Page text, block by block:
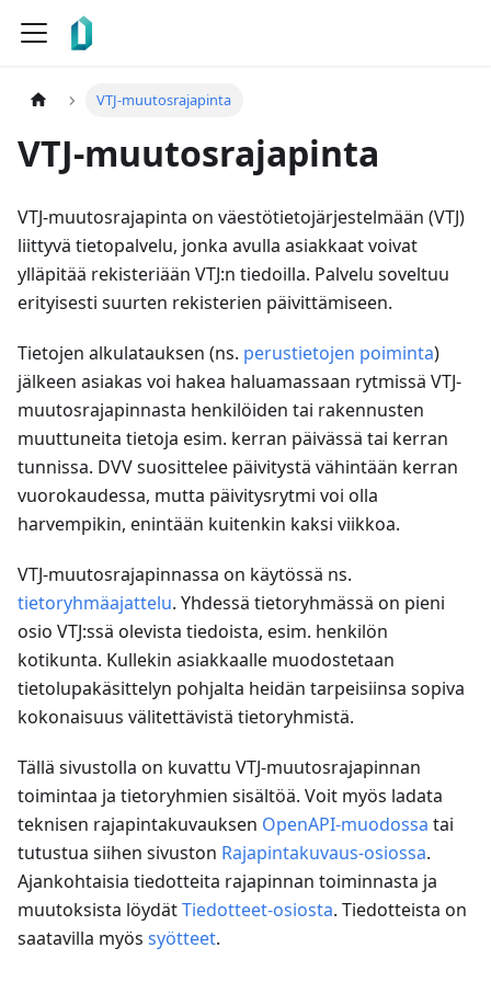
VTJ-muutosrajapinta
VTJ-muutosrajapinta
VTJ-muutosrajapinta on väestötietojärjestelmään (VTJ)
liittyvä tietopalvelu, jonka avulla asiakkaat voivat
ylläpitää rekisteriään VTJ:n tiedoilla. Palvelu soveltuu
erityisesti suurten rekisterien päivittämiseen.
Tietojen alkulatauksen (ns. perustietojen poiminta)
jälkeen asiakas voi hakea haluamassaan rytmissä VTJ-
muutosrajapinnasta henkilöiden tai rakennusten
muuttuneita tietoja esim. kerran päivässä tai kerran
tunnissa. DVV suosittelee päivitystä vähintään kerran
vuorokaudessa, mutta päivitysrytmi voi olla
harvempikin, enintään kuitenkin kaksi viikkoa.
VTJ-muutosrajapinnassa on käytössä ns.
tietoryhmäajattelu. Yhdessä tietoryhmässä on pieni
osio VTJ:ssä olevista tiedoista, esim. henkilön
kotikunta. Kullekin asiakkaalle muodostetaan
tietolupakäsittelyn pohjalta heidän tarpeisiinsa sopiva
kokonaisuus välitettävistä tietoryhmistä.
Tällä sivustolla on kuvattu VTJ-muutosrajapinnan
toimintaa ja tietoryhmien sisältöä. Voit myös ladata
teknisen rajapintakuvauksen OpenAPI-muodossa tai
tutustua siihen sivuston Rajapintakuvaus-osiossa.
Ajankohtaisia tiedotteita rajapinnan toiminnasta ja
muutoksista löydätTiedotteet-osiosta. Tiedotteista on
saatavilla myös syötteet.